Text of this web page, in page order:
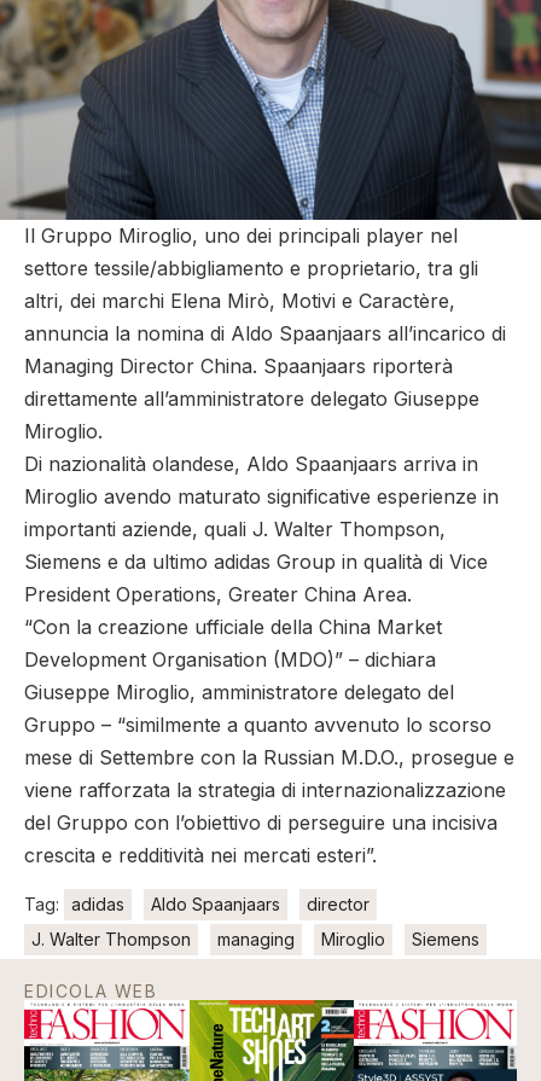
Il Gruppo Miroglio, uno dei principali player nel
settore tessile/abbigliamento e proprietario, tra gli
altri, dei marchi Elena Mirò, Motivi e Caractère,
annuncia la nomina di Aldo Spaanjaars all’incarico di
Managing Director China. Spaanjaars riporterà
direttamente all’amministratore delegato Giuseppe
Miroglio.
Di nazionalità olandese, Aldo Spaanjaars arriva in
Miroglio avendo maturato significative esperienze in
importanti aziende, quali J. Walter Thompson,
Siemens e da ultimo adidas Group in qualità di Vice
President Operations, Greater China Area.
“Con la creazione ufficiale della China Market
Development Organisation (MDO)” – dichiara
Giuseppe Miroglio, amministratore delegato del
Gruppo – “similmente a quanto avvenuto lo scorso
mese di Settembre con la Russian M.D.O., prosegue e
viene rafforzata la strategia di internazionalizzazione
del Gruppo con l’obiettivo di perseguire una incisiva
crescita e redditività nei mercati esteri”.
Tag: adidas Aldo Spaanjaars
director
J. Walter Thompson
managing Miroglio Siemens
EDICOLA WEB